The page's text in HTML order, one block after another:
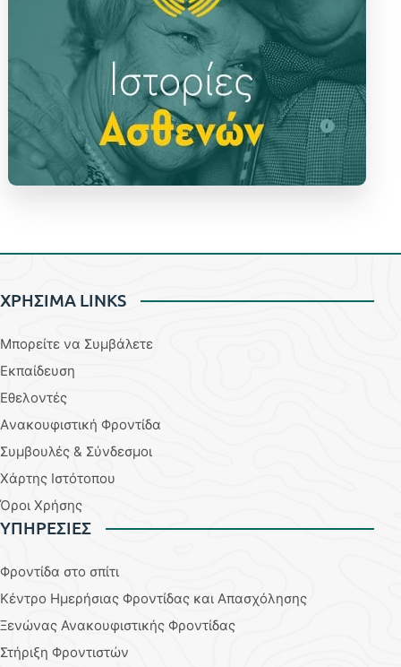
ΧΡΗΣΙΜΑ LINKS
Μπορείτε να Συμβάλετε
Εκπαίδευση
Εθελοντές
Aνακουφιστική Φροντίδα
Συμβουλές & Σύνδεσμοι
Χάρτης Ιστότοπου
Όροι Χρήσης
YΠΗΡΕΣΙΕΣ
Φροντίδα στο σπίτι
Κέντρο Ημερήσιας Φροντίδας και Απασχόλησης
Ξενώνας Ανακουφιστικής Φροντίδας
Στήριξη Φροντιστών